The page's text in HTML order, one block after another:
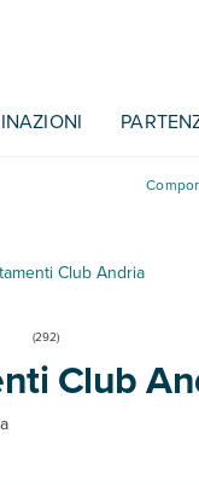
Club Andria
(292)
Club